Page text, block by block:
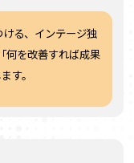
る、インテージ独
何を改善すれば成果
す。